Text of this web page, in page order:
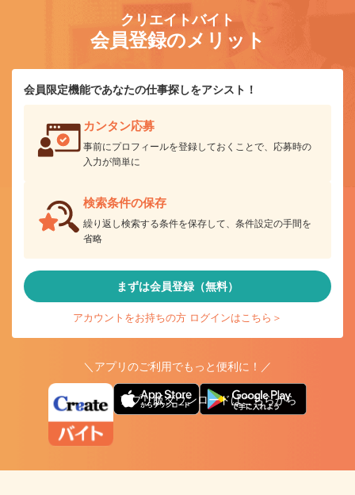
クリエイトバイト
会員登録のメリット
会員限定機能であなたの仕事探しをアシスト！
カンタン応募
事前にプロフィールを登録しておくことで、応募時の
入力が簡単に
検索条件の保存
繰り返し検索する条件を保存して、条件設定の手間を
省略
まずは会員登録（無料）
アカウントをお持ちの方 ログインはこちら＞
＼アプリのご利用でもっと便利に！／
アプリ版ダウンロードはこちらから